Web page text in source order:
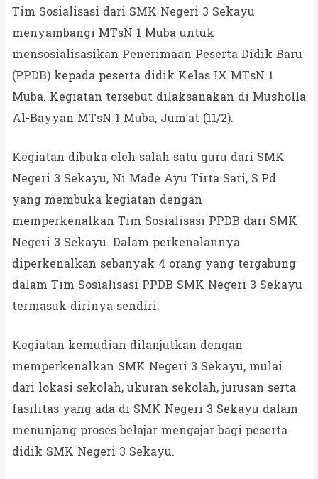
Tim Sosialisasi dari SMK Negeri 3 Sekayu
menyambangi MTsN 1 Muba untuk
mensosialisasikan Penerimaan Peserta Didik Baru
(PPDB) kepada peserta didik Kelas IX MTsN 1
Muba. Kegiatan tersebut dilaksanakan di Musholla
Al-Bayyan MTsN 1 Muba, Jum’at (11/2).
Kegiatan dibuka oleh salah satu guru dari SMK
Negeri 3 Sekayu, Ni Made Ayu Tirta Sari, S.Pd
yang membuka kegiatan dengan
memperkenalkan Tim Sosialisasi PPDB dari SMK
Negeri 3 Sekayu. Dalam perkenalannya
diperkenalkan sebanyak 4 orang yang tergabung
dalam Tim Sosialisasi PPDB SMK Negeri 3 Sekayu
termasuk dirinya sendiri.
Kegiatan kemudian dilanjutkan dengan
memperkenalkan SMK Negeri 3 Sekayu, mulai
dari lokasi sekolah, ukuran sekolah, jurusan serta
fasilitas yang ada di SMK Negeri 3 Sekayu dalam
menunjang proses belajar mengajar bagi peserta
didik SMK Negeri 3 Sekayu.